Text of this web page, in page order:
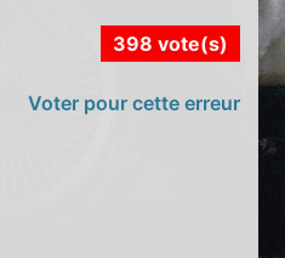
398 vote(s)
Voter pour cette erreur